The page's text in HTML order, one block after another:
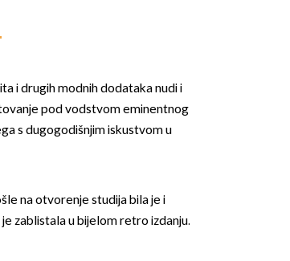
i drugih modnih dodataka nudi i
pod vodstvom eminentnog
s dugogodišnjim iskustvom u
na otvorenje studija bila je i
zablistala u bijelom retro izdanju.